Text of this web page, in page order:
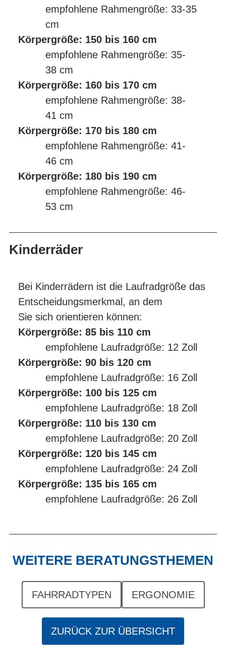
empfohlene Rahmengröße: 33-35
cm
Körpergröße: 150 bis 160 cm
empfohlene Rahmengröße: 35-
38 cm
Körpergröße: 160 bis 170 cm
empfohlene Rahmengröße: 38-
41 cm
Körpergröße: 170 bis 180 cm
empfohlene Rahmengröße: 41-
46 cm
Körpergröße: 180 bis 190 cm
empfohlene Rahmengröße: 46-
53 cm
Kinderräder
Bei Kinderrädern ist die Laufradgröße das
Entscheidungsmerkmal, an dem
Sie sich orientieren können:
Körpergröße: 85 bis 110 cm
empfohlene Laufradgröße: 12 Zoll
Körpergröße: 90 bis 120 cm
empfohlene Laufradgröße: 16 Zoll
Körpergröße: 100 bis 125 cm
empfohlene Laufradgröße: 18 Zoll
Körpergröße: 110 bis 130 cm
empfohlene Laufradgröße: 20 Zoll
Körpergröße: 120 bis 145 cm
empfohlene Laufradgröße: 24 Zoll
Körpergröße: 135 bis 165 cm
empfohlene Laufradgröße: 26 Zoll
WEITERE BERATUNGSTHEMEN
FAHRRADTYPEN ERGONOMIE
ZURÜCK ZUR ÜBERSICHT